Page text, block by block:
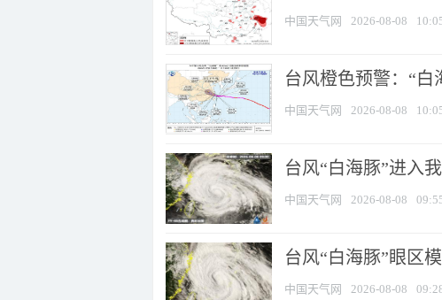
中国天气网 2026-08-08
台风橙色预警：“白
中国天气网 2026-08-08
台风“白海豚”进入
中国天气网 2026-08-08
台风“白海豚”眼区
中国天气网 2026-08-08